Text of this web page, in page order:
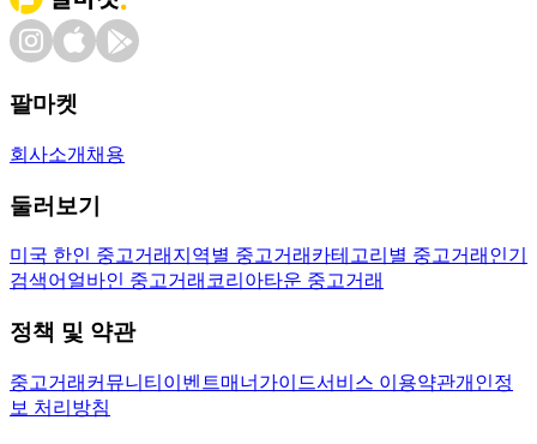
팔마켓
회사소개 채용
둘러보기
미국 한인 중고거래 지역별 중고거래 카테고리별 중고거래 인기
검색어 얼바인 중고거래 코리아타운 중고거래
정책 및 약관
중고거래 커뮤니티 이벤트매너가이드서비스 이용약관개인정
보 처리방침